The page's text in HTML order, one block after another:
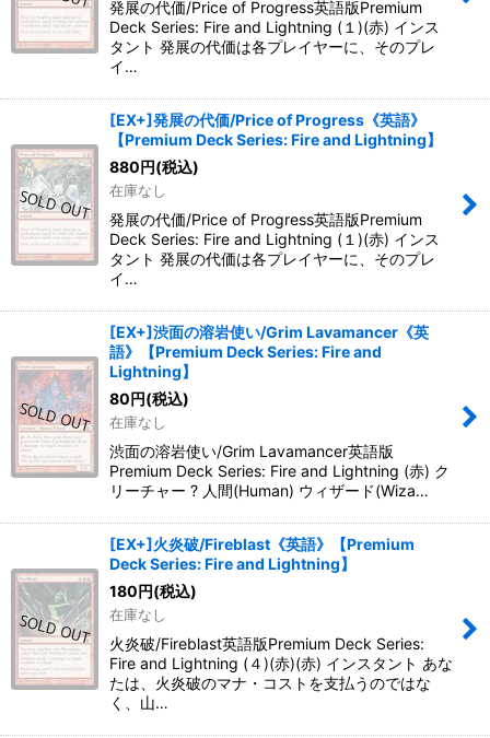
発展の代価/Price of Progress英語版Premium
Deck Series: Fire and Lightning (１)(赤) インス
タント 発展の代価は各プレイヤーに、そのプレ
イ…
[EX+]発展の代価/Price of Progress《英語》
【Premium Deck Series: Fire and Lightning】
880円(税込)
在庫なし
発展の代価/Price of Progress英語版Premium
Deck Series: Fire and Lightning (１)(赤) インス
タント 発展の代価は各プレイヤーに、そのプレ
イ…
[EX+]渋面の溶岩使い/Grim Lavamancer《英
語》【Premium Deck Series: Fire and
Lightning】
80円(税込)
在庫なし
渋面の溶岩使い/Grim Lavamancer英語版
Premium Deck Series: Fire and Lightning (赤) ク
リーチャー ? 人間(Human) ウィザード(Wiza…
[EX+]火炎破/Fireblast《英語》【Premium
Deck Series: Fire and Lightning】
180円(税込)
在庫なし
火炎破/Fireblast英語版Premium Deck Series:
Fire and Lightning (４)(赤)(赤) インスタント あな
たは、火炎破のマナ・コストを支払うのではな
く、山…